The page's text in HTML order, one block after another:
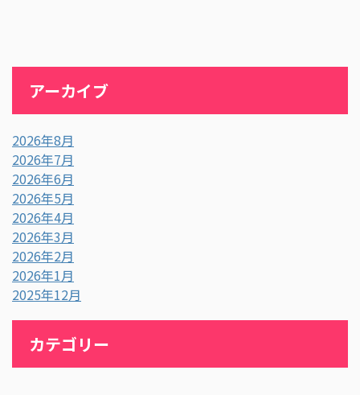
アーカイブ
2026年8月
2026年7月
2026年6月
2026年5月
2026年4月
2026年3月
2026年2月
2026年1月
2025年12月
カテゴリー